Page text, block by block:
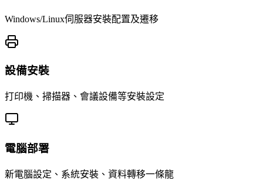
Windows/Linux伺服器安裝配置及遷移
設備安裝
打印機、掃描器、會議設備等安裝設定
電腦部署
新電腦設定、系統安裝、資料轉移一條龍